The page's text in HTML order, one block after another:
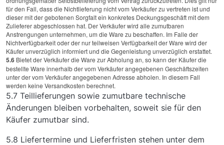
für den Fall, dass die Nichtlieferung nicht vom Verkäufer zu vertreten ist und
dieser mit der gebotenen Sorgfalt ein konkretes Deckungsgeschäft mit dem
Zulieferer abgeschlossen hat. Der Verkäufer wird alle zumutbaren
Anstrengungen unternehmen, um die Ware zu beschaffen. Im Falle der
Nichtverfügbarkeit oder der nur teilweisen Verfügbarkeit der Ware wird der
Käufer unverzüglich informiert und die Gegenleistung unverzüglich erstattet.
5.6 Bietet der Verkäufer die Ware zur Abholung an, so kann der Käufer die
bestellte Ware innerhalb der vom Verkäufer angegebenen Geschäftszeiten
unter der vom Verkäufer angegebenen Adresse abholen. In diesem Fall
werden keine Versandkosten berechnet.
5.7 Teillieferungen sowie zumutbare technische
Änderungen bleiben vorbehalten, soweit sie für den
Käufer zumutbar sind.
5.8 Liefertermine und Lieferfristen stehen unter dem